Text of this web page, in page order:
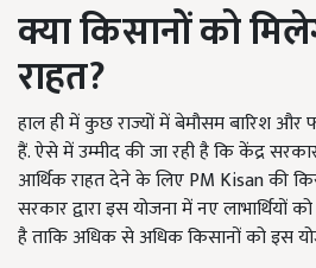
क्या किसानों को
राहत?
हाल ही में कुछ राज्यों में बेमौसम बारिश
हैं. ऐसे में उम्मीद की जा रही है कि केंद्र
आर्थिक राहत देने के लिए PM Kisan की
सरकार द्वारा इस योजना में नए लाभार्थियों
है ताकि अधिक से अधिक किसानों को इस